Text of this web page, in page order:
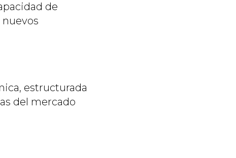
de
estructurada
del mercado